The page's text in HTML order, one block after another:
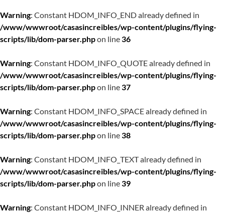
Warning: Constant HDOM_INFO_END already defined in
/www/wwwroot/casasincreibles/wp-content/plugins/flying-
scripts/lib/dom-parser.phpon line36
Warning: Constant HDOM_INFO_QUOTE already defined in
/www/wwwroot/casasincreibles/wp-content/plugins/flying-
scripts/lib/dom-parser.phpon line37
Warning: Constant HDOM_INFO_SPACE already defined in
/www/wwwroot/casasincreibles/wp-content/plugins/flying-
scripts/lib/dom-parser.phpon line38
Warning: Constant HDOM_INFO_TEXT already defined in
/www/wwwroot/casasincreibles/wp-content/plugins/flying-
scripts/lib/dom-parser.phpon line39
Warning: Constant HDOM_INFO_INNER already defined in